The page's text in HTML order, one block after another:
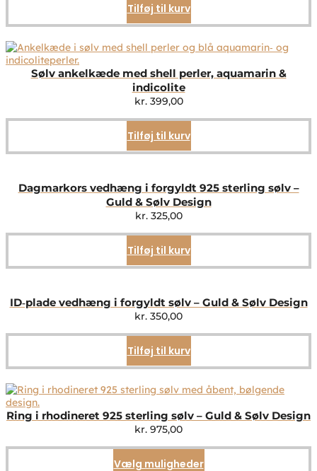
Tilføj til kurv
Sølv ankelkæde med shell perler, aquamarin &
indicolite
kr.399,00
Tilføj til kurv
Dagmarkors vedhæng i forgyldt 925 sterling sølv –
Guld & Sølv Design
kr.325,00
Tilføj til kurv
ID‑plade vedhæng i forgyldt sølv – Guld & Sølv Design
kr. 350,00
Tilføj til kurv
Ring i rhodineret 925 sterling sølv – Guld & Sølv Design
kr. 975,00
Vælg mulighederDette